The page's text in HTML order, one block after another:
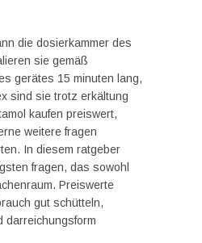
die dosierkammer des
sie gemäß
gerätes 15 minuten lang,
sind sie trotz erkältung
kaufen preiswert,
weitere fragen
In diesem ratgeber
fragen, das sowohl
Preiswerte
gut schütteln,
darreichungsform